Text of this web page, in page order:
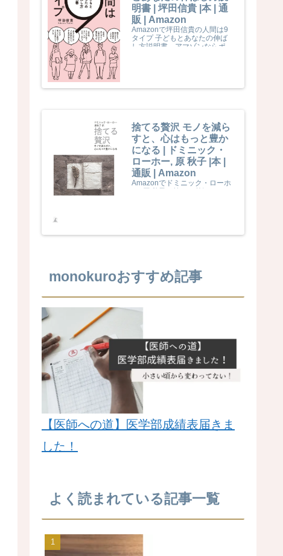
明書 | 坪田信貴 |本 | 通
販 | Amazon
Amazonで坪田信貴の人間は9
タイプ 子どもとあなたの伸ば
し方説明書。アマゾンならポイ
し方説明書もアマゾン配送商品
捨てる贅沢 モノを減ら
すと、心はもっと豊か
になる | ドミニック・
ローホー, 原 秋子 |本 |
通販 | Amazon
Amazonでドミニック・ローホ
対象商品は当日お届けも可能。
monokuroおすすめ記事
【医師への道】医学部成績表届きま
した！
よく読まれている記事一覧